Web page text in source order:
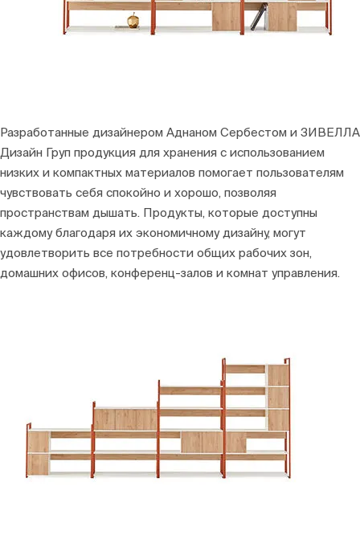
Разработанные дизайнером Аднаном Сербестом и ЗИВЕЛЛА
Дизайн Груп продукция для хранения с использованием
низких и компактных материалов помогает пользователям
чувствовать себя спокойно и хорошо, позволяя
пространствам дышать. Продукты, которые доступны
каждому благодаря их экономичному дизайну, могут
удовлетворить все потребности общих рабочих зон,
домашних офисов, конференц-залов и комнат управления.